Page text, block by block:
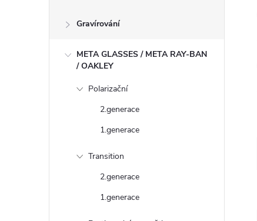
Gravírování
META GLASSES / META RAY-BAN
/ OAKLEY
Polarizační
2.generace
1.generace
Transition
2.generace
1.generace